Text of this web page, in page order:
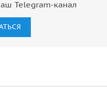
Telegram-канал